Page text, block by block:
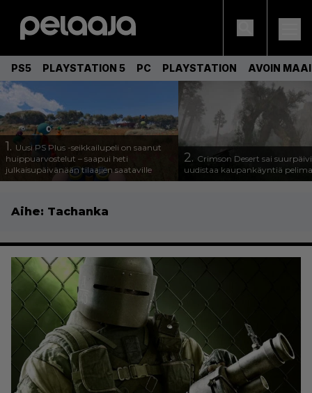
PS5 PLAYSTATION 5 PC PLAYSTATION AVOIN
1. Uusi PS Plus -seikkailupeli on saanut
huippuarvostelut – saapui heti
julkaisupäivänään tilaajien saataville
2. Crimson Desert sai
uudistaa kaupankäyntiä
Aihe: Tachanka